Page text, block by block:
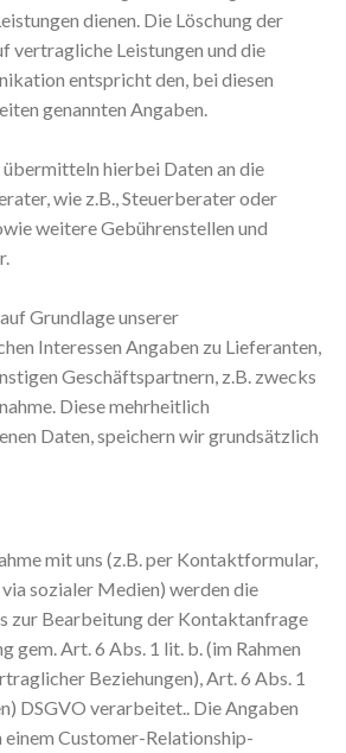
dienen. Die Löschung der
vertragliche Leistungen und die
entspricht den, bei diesen
genannten Angaben.
hierbei Daten an die
wie z.B., Steuerberater oder
weitere Gebührenstellen und
Grundlage unserer
Interessen Angaben zu Lieferanten,
Geschäftspartnern, z.B. zwecks
Diese mehrheitlich
Daten, speichern wir grundsätzlich
mit uns (z.B. per Kontaktformular,
sozialer Medien) werden die
zur Bearbeitung der Kontaktanfrage
gem. Art. 6 Abs. 1 lit. b. (im Rahmen
Beziehungen), Art. 6 Abs. 1
DSGVO verarbeitet.. Die Angaben
Customer-Relationship-